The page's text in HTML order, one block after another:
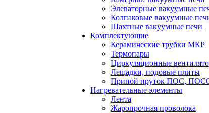
Элеваторные вакуумные
Колпаковые вакуумные
Шахтные вакуумные печи
Комплектующие
Керамические трубки МКР
Термопары
Циркуляционные
Лещадки, подовые плиты
Припой пруток ПОС,
Нагревательные элементы
Лента
Жаропрочная проволока